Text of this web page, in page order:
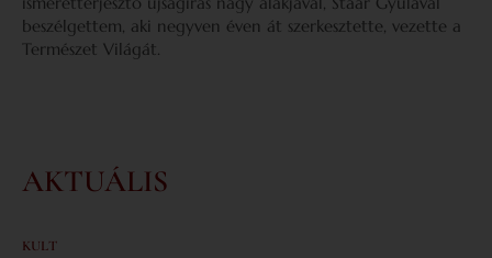
beszélgettem, aki negyven éven át szerkesztette, vezette a
Természet Világát.
AKTUÁLIS
KULT